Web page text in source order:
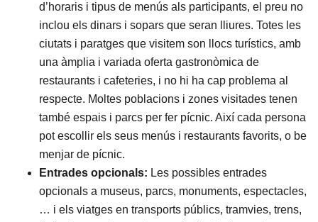
d’horaris i tipus de menús als participants, el preu no
inclou els dinars i sopars que seran lliures. Totes les
ciutats i paratges que visitem son llocs turístics, amb
una àmplia i variada oferta gastronòmica de
restaurants i cafeteries, i no hi ha cap problema al
respecte. Moltes poblacions i zones visitades tenen
també espais i parcs per fer pícnic. Així cada persona
pot escollir els seus menús i restaurants favorits, o be
menjar de pícnic.
Entrades opcionals: Les possibles entrades
opcionals a museus, parcs, monuments, espectacles,
… i els viatges en transports públics, tramvies, trens,